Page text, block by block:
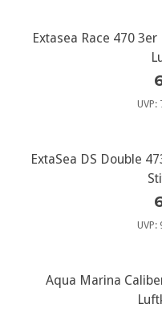
Extasea Race 470
UVP:
ExtaSea DS Double
UVP:
Aqua Marina